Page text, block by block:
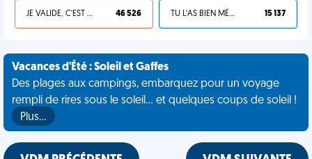
JE VALIDE, C'EST UNE VDM 46 526 TU L'AS BIEN MÉRITÉ 15 137
Vacances d'Été : Soleil et Gaffes
Des plages aux campings, embarquez pour un voyage
rempli de rires sous le soleil... et quelques coups de soleil !
Plus…